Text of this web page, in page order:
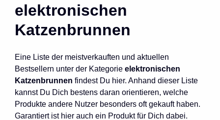
elektronischen
Katzenbrunnen
Eine Liste der meistverkauften und aktuellen
Bestsellern unter der Kategorie elektronischen
Katzenbrunnen findest Du hier. Anhand dieser Liste
kannst Du Dich bestens daran orientieren, welche
Produkte andere Nutzer besonders oft gekauft haben.
Garantiert ist hier auch ein Produkt für Dich dabei.